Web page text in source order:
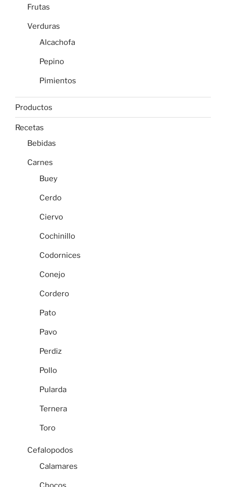
Frutas
Verduras
Alcachofa
Pepino
Pimientos
Productos
Recetas
Bebidas
Carnes
Buey
Cerdo
Ciervo
Cochinillo
Codornices
Conejo
Cordero
Pato
Pavo
Perdiz
Pollo
Pularda
Ternera
Toro
Cefalopodos
Calamares